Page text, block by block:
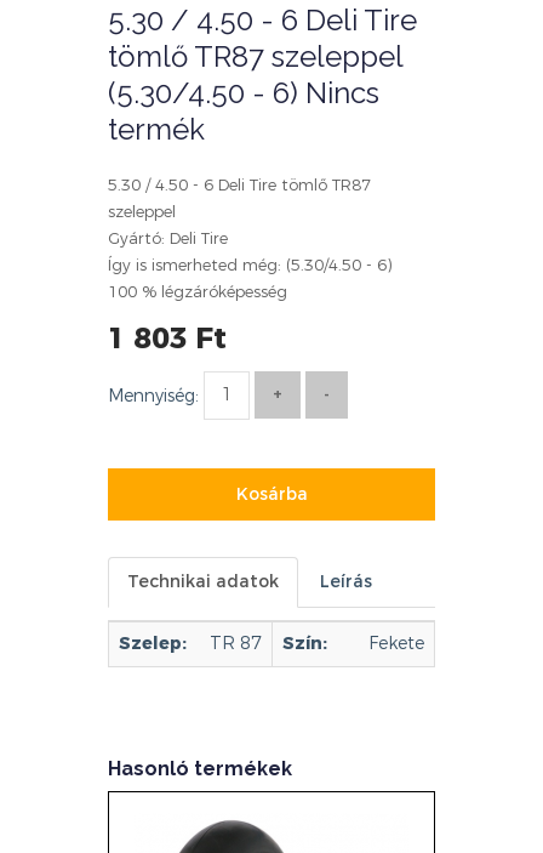
5.30 / 4.50 - 6 Deli Tire
tömlő TR87 szeleppel
(5.30/4.50 - 6) Nincs
termék
5.30 / 4.50 - 6 Deli Tire tömlő TR87
szeleppel
Gyártó: Deli Tire
Így is ismerheted még: (5.30/4.50 - 6)
100 % légzáróképesség
1 803 Ft
Mennyiség:
Kosárba
Technikai adatok Leírás
Szelep: TR 87 Szín: Fekete
Hasonló termékek